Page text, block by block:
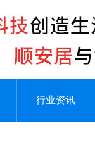
行业资讯